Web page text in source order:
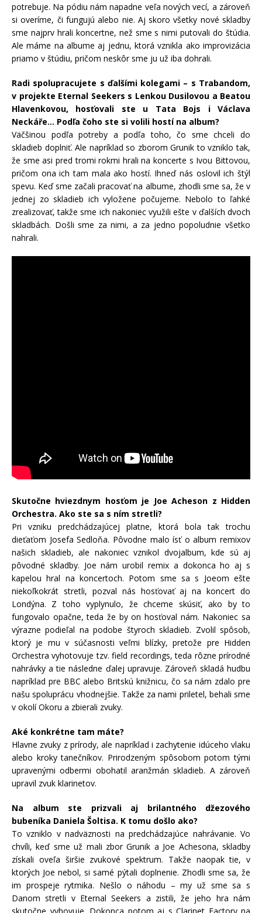
potrebuje. Na pódiu nám napadne veľa nových vecí, a zároveň
si overíme, či fungujú alebo nie. Aj skoro všetky nové skladby
sme najprv hrali koncertne, než sme s nimi putovali do štúdia.
Ale máme na albume aj jednu, ktorá vznikla ako improvizácia
priamo v štúdiu, pričom neskôr sme ju už iba dohrali.
Radi spolupracujete s ďalšími kolegami – s Trabandom,
v projekte Eternal Seekers s Lenkou Dusilovou a Beatou
Hlavenkovou, hosťovali ste u Tata Bojs i Václava
Neckáře… Podľa čoho ste si volili hostí na album?
Väčšinou podľa potreby a podľa toho, čo sme chceli do
skladieb doplniť. Ale napríklad so zborom Grunik to vzniklo tak,
že sme asi pred tromi rokmi hrali na koncerte s Ivou Bittovou,
pričom ona ich tam mala ako hostí. Ihneď nás oslovil ich štýl
spevu. Keď sme začali pracovať na albume, zhodli sme sa, že v
jednej zo skladieb ich vyložene počujeme. Nebolo to ľahké
zrealizovať, takže sme ich nakoniec využili ešte v ďalších dvoch
skladbách. Došli sme za nimi, a za jedno popoludnie všetko
nahrali.
Skutočne hviezdnym hosťom je Joe Acheson z Hidden
Orchestra. Ako ste sa s ním stretli?
Pri vzniku predchádzajúcej platne, ktorá bola tak trochu
dieťaťom Josefa Sedloňa. Pôvodne malo ísť o album remixov
našich skladieb, ale nakoniec vznikol dvojalbum, kde sú aj
pôvodné skladby. Joe nám urobil remix a dokonca ho aj s
kapelou hral na koncertoch. Potom sme sa s Joeom ešte
niekoľkokrát stretli, pozval nás hosťovať aj na koncert do
Londýna. Z toho vyplynulo, že chceme skúsiť, ako by to
fungovalo opačne, teda že by on hosťoval nám. Nakoniec sa
výrazne podieľal na podobe štyroch skladieb. Zvolil spôsob,
ktorý je mu v súčasnosti veľmi blízky, pretože pre Hidden
Orchestra vyhotovuje tzv. field recordings, teda rôzne prírodné
nahrávky a tie následne ďalej upravuje. Zároveň skladá hudbu
napríklad pre BBC alebo Britskú knižnicu, čo sa nám zdalo pre
našu spoluprácu vhodnejšie. Takže za nami priletel, behali sme
v okolí Okoru a zbierali zvuky.
Aké konkrétne tam máte?
Hlavne zvuky z prírody, ale napríklad i zachytenie idúceho vlaku
alebo kroky tanečníkov. Prirodzeným spôsobom potom tými
upravenými odbermi obohatil aranžmán skladieb. A zároveň
upravil zvuk klarinetov.
Na album ste prizvali aj brilantného džezového
bubeníka Daniela Šoltisa. K tomu došlo ako?
To vzniklo v nadväznosti na predchádzajúce nahrávanie. Vo
chvíli, keď sme už mali zbor Grunik a Joe Achesona, skladby
získali oveľa širšie zvukové spektrum. Takže naopak tie, v
ktorých Joe nebol, si samé pýtali doplnenie. Zhodli sme sa, že
im prospeje rytmika. Nešlo o náhodu – my už sme sa s
Danom stretli v Eternal Seekers a zistili, že jeho hra nám